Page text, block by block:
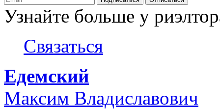
Узнайте больше у
Связаться
Едемский
Максим Владиславович